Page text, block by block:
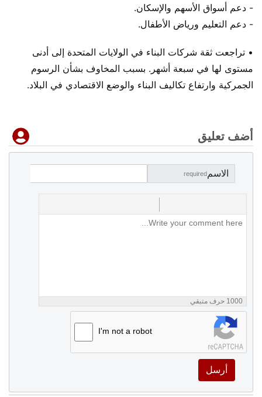
- دعم أسواق الأسهم والإسكان.
- دعم التعليم ورياض الأطفال.
• تراجعت ثقة شركات البناء في الولايات المتحدة إلى أدنى
مستوى لها في سبعة أشهر. بسبب المخاوف بشأن الرسوم
الجمركية وارتفاع تكاليف البناء والوضع الاقتصادي في البلاد.
أضف تعليق
الاسمrequired
1000 حرف متبقي
I'm not a robot
أرسل